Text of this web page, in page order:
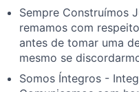
Sempre Construímos
remamos com
antes de tomar uma
mesmo se
Somos Íntegros -